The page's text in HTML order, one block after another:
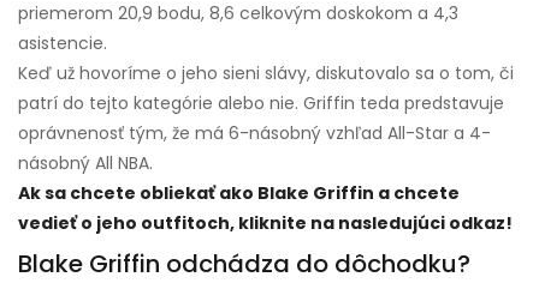
priemerom 20,9 bodu, 8,6 celkovým doskokom a 4,3
asistencie.
Keď už hovoríme o jeho sieni slávy, diskutovalo sa o tom, či
patrí do tejto kategórie alebo nie. Griffin teda predstavuje
oprávnenosť tým, že má 6-násobný vzhľad All-Star a 4-
násobný All NBA.
Ak sa chcete obliekať ako Blake Griffin a chcete
vedieť o jeho outfitoch, kliknite na nasledujúci odkaz!
Blake Griffin odchádza do dôchodku?